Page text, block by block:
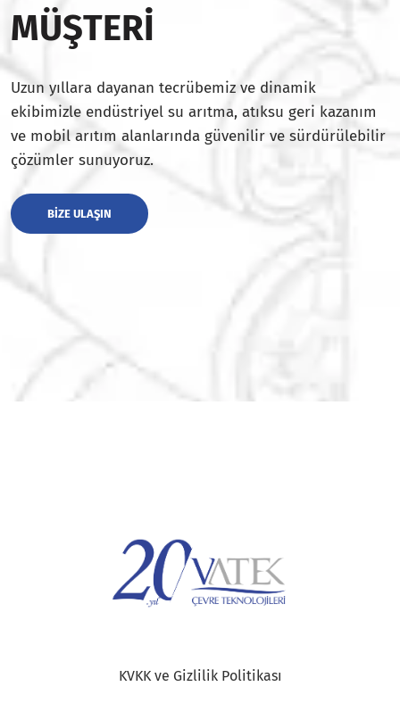
MÜŞTERI
Uzun yıllara dayanan tecrübemiz ve dinamik
ekibimizle endüstriyel su arıtma, atıksu geri kazanım
ve mobil arıtım alanlarında güvenilir ve sürdürülebilir
çözümler sunuyoruz.
BIZE ULAŞIN
KVKK ve Gizlilik Politikası